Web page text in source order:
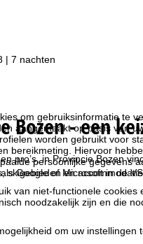
om gebruiksinformatie te
aangemaakt op basis van
worden gebruikt voor
bereikmeting. Hiervoor
persoonlijke gegevens
Google of Microsoft in de
van niet-functionele cookies
noodzakelijk zijn en die
om uw instellingen
| 7 nachten
Bozen - een
pro’s, in Provincie Bozen
skigebieden en